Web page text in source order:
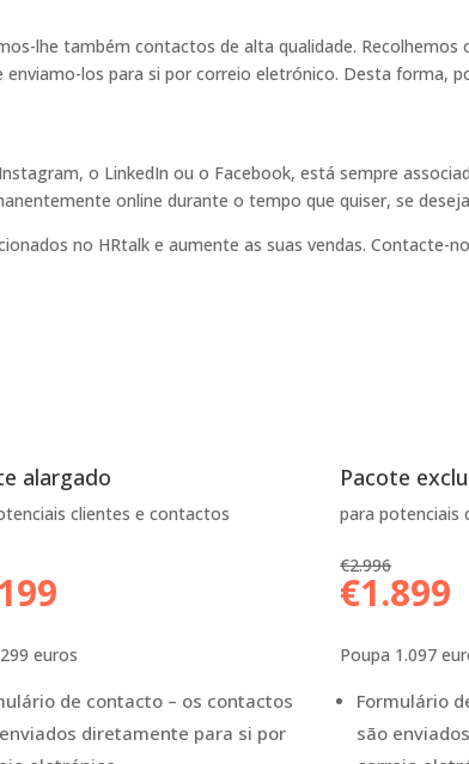
lhe também contactos de alta qualidade.
los para si por correio eletrónico. Desta forma,
o LinkedIn ou o Facebook, está sempre
online durante o tempo que quiser, se
no HRtalk e aumente as suas vendas. Contacte-
alargado
clientes e contactos
euros
de contacto – os contactos
diretamente para si por
Pacote
para potenciais
€2.996
€1.899
Poupa 1.097
Formulário
são